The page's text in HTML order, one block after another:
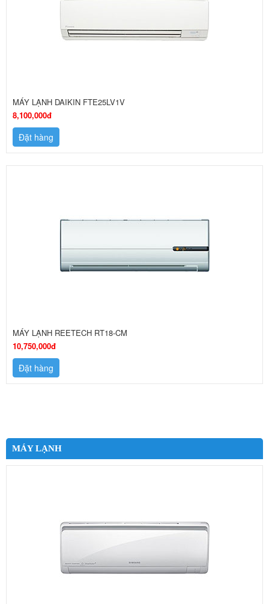
MÁY LẠNH DAIKIN FTE25LV1V
8,100,000đ
Đặt hàng
MÁY LẠNH REETECH RT18-CM
10,750,000đ
Đặt hàng
MÁY LẠNH